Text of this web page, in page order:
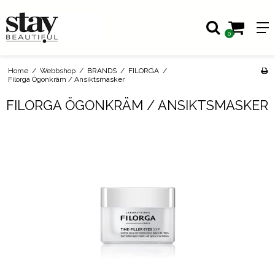
0
Home / Webbshop / BRANDS / FILORGA /
Filorga Ögonkräm / Ansiktsmasker
FILORGA ÖGONKRÄM / ANSIKTSMASKER